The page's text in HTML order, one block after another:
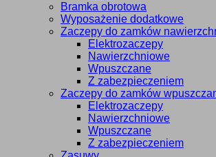
Bramka obrotowa
Wyposażenie dodatkowe
Zaczepy do zamków
Elektrozaczepy
Nawierzchniowe
Wpuszczane
Z zabezpieczeniem
Zaczepy do zamków
Elektrozaczepy
Nawierzchniowe
Wpuszczane
Z zabezpieczeniem